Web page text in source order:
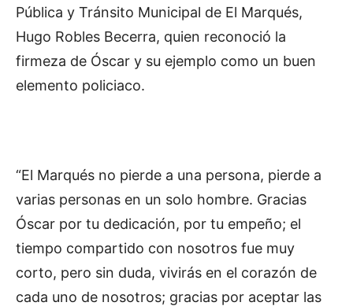
Pública y Tránsito Municipal de El Marqués,
Hugo Robles Becerra, quien reconoció la
firmeza de Óscar y su ejemplo como un buen
elemento policiaco.
“El Marqués no pierde a una persona, pierde a
varias personas en un solo hombre. Gracias
Óscar por tu dedicación, por tu empeño; el
tiempo compartido con nosotros fue muy
corto, pero sin duda, vivirás en el corazón de
cada uno de nosotros; gracias por aceptar las